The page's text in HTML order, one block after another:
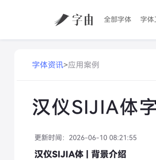
全部字体 字体
字体资讯>应用案例
汉仪SIJIA体
更新时间： 2026-06-10 08:21:55
汉仪SIJIA体 | 背景介绍